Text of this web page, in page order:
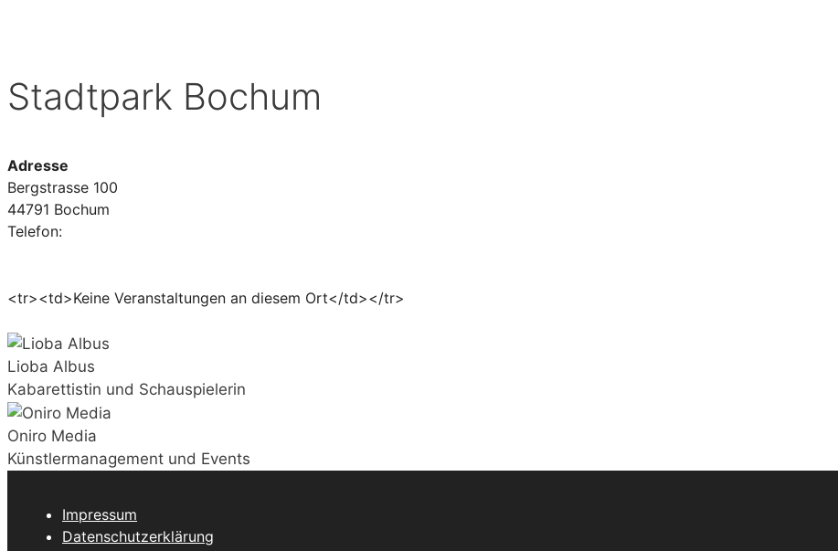
Stadtpark Bochum
Adresse
Bergstrasse 100
44791 Bochum
Telefon:
<tr><td>Keine Veranstaltungen an diesem Ort</td></tr>
Lioba Albus
Kabarettistin und Schauspielerin
Oniro Media
Künstlermanagement und Events
Impressum
Datenschutzerklärung